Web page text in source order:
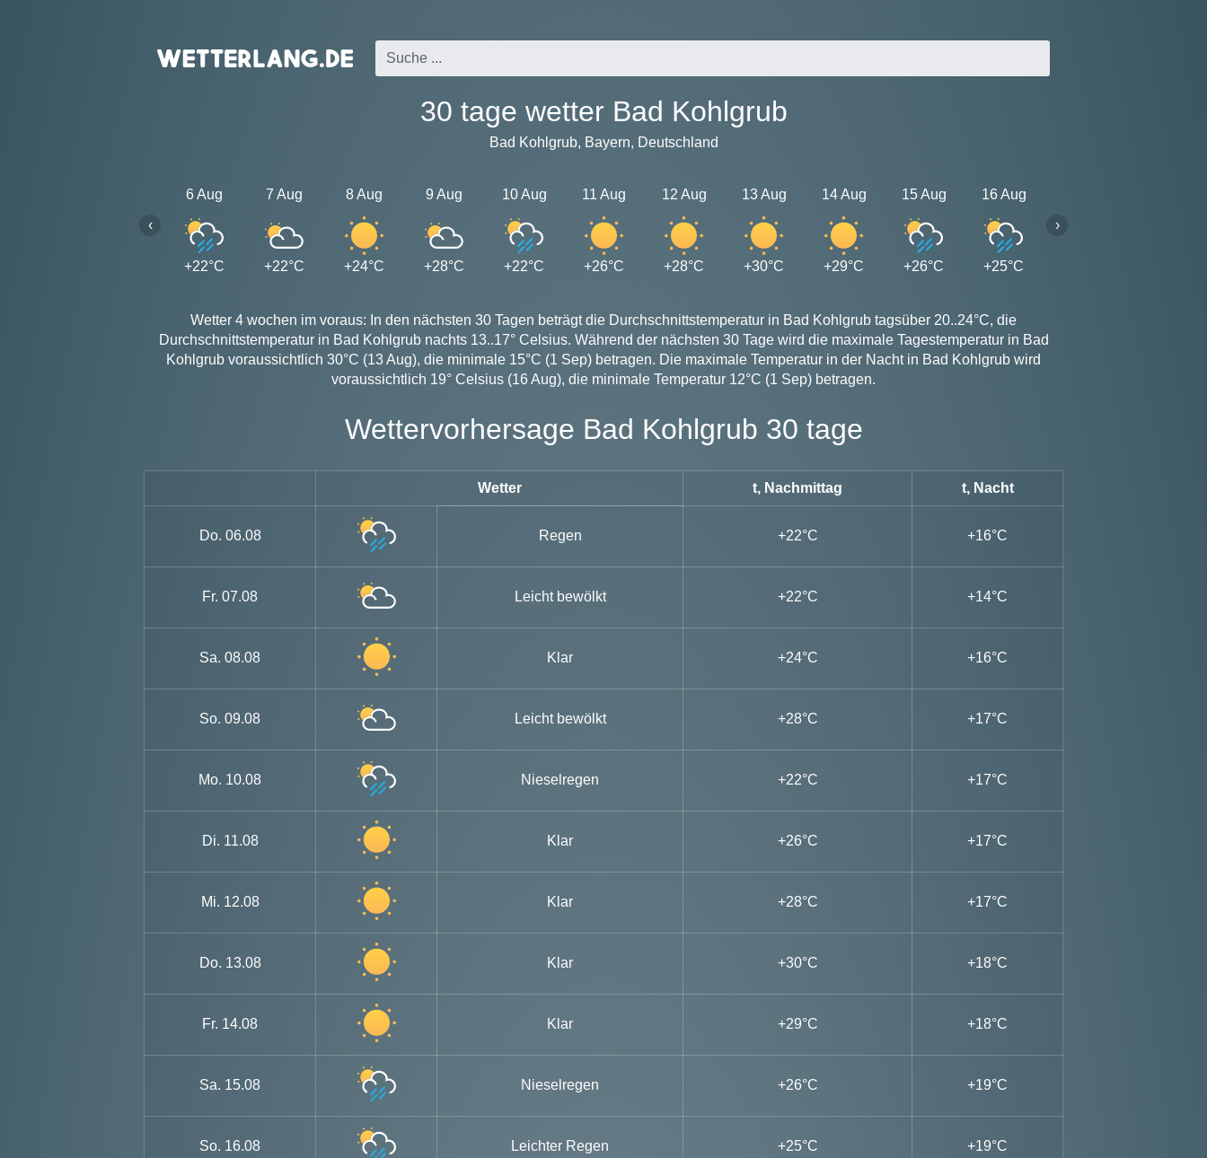
30 tage wetter Bad Kohlgrub
Bad Kohlgrub, Bayern, Deutschland
6 Aug
+22°C
7 Aug
+22°C
8 Aug
+24°C
9 Aug
+28°C
10 Aug
+22°C
11 Aug
+26°C
12 Aug
+28°C
13 Aug
+30°C
14 Aug
+29°C
15 Aug
+26°C
16 Aug
+25°C
‹ ›
Wetter 4 wochen im voraus: In den nächsten 30 Tagen beträgt die Durchschnittstemperatur in Bad Kohlgrub tagsüber 20..24°C, die
Durchschnittstemperatur in Bad Kohlgrub nachts 13..17° Celsius. Während der nächsten 30 Tage wird die maximale Tagestemperatur in Bad
Kohlgrub voraussichtlich 30°C (13 Aug), die minimale 15°C (1 Sep) betragen. Die maximale Temperatur in der Nacht in Bad Kohlgrub wird
voraussichtlich 19° Celsius (16 Aug), die minimale Temperatur 12°C (1 Sep) betragen.
Wettervorhersage Bad Kohlgrub 30 tage
Wetter t, Nachmittag t, Nacht
Do. 06.08 Regen +22°C +16°C
Fr. 07.08 Leicht bewölkt +22°C +14°C
Sa. 08.08 Klar +24°C +16°C
So. 09.08 Leicht bewölkt +28°C +17°C
Mo. 10.08 Nieselregen +22°C +17°C
Di. 11.08 Klar +26°C +17°C
Mi. 12.08 Klar +28°C +17°C
Do. 13.08 Klar +30°C +18°C
Fr. 14.08 Klar +29°C +18°C
Sa. 15.08 Nieselregen +26°C +19°C
So. 16.08 Leichter Regen +25°C +19°C